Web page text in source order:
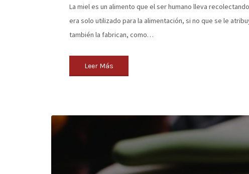
La miel es un alimento que el ser humano lleva
era solo utilizado para la alimentación, si no que se le
también la fabrican, como…
Leer Más